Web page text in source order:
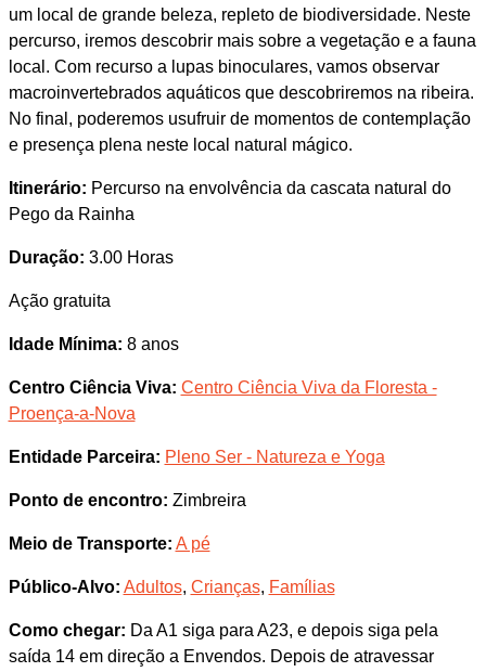
um local de grande beleza, repleto de biodiversidade. Neste
percurso, iremos descobrir mais sobre a vegetação e a fauna
local. Com recurso a lupas binoculares, vamos observar
macroinvertebrados aquáticos que descobriremos na ribeira.
No final, poderemos usufruir de momentos de contemplação
e presença plena neste local natural mágico.
Itinerário: Percurso na envolvência da cascata natural do
Pego da Rainha
Duração: 3.00 Horas
Ação gratuita
Idade Mínima: 8 anos
Centro Ciência Viva: Centro Ciência Viva da Floresta -
Proença-a-Nova
Entidade Parceira: Pleno Ser - Natureza e Yoga
Ponto de encontro: Zimbreira
Meio de Transporte: A pé
Público-Alvo: Adultos, Crianças, Famílias
Como chegar: Da A1 siga para A23, e depois siga pela
saída 14 em direção a Envendos. Depois de atravessar